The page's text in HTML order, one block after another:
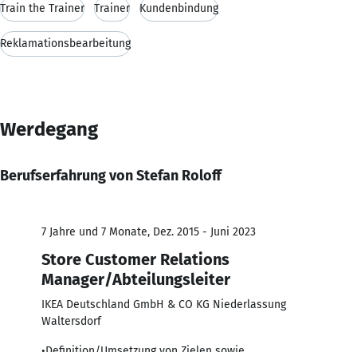
Train the Trainer Trainer Kundenbindung
Reklamationsbearbeitung
Werdegang
Berufserfahrung von Stefan Roloff
7 Jahre und 7 Monate, Dez. 2015 - Juni 2023
Store Customer Relations
Manager/Abteilungsleiter
IKEA Deutschland GmbH & CO KG Niederlassung
Waltersdorf